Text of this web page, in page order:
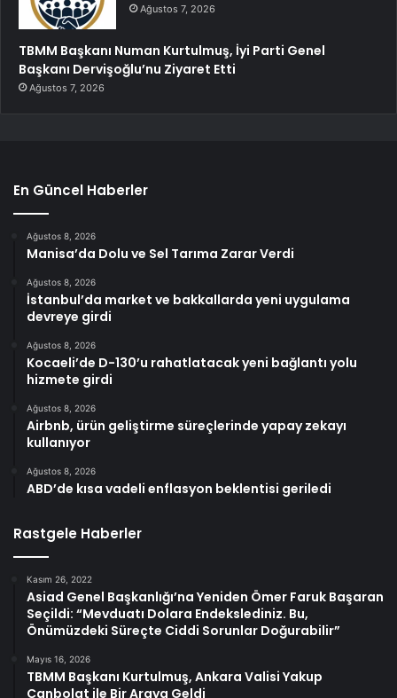
Ağustos 7, 2026
TBMM Başkanı Numan Kurtulmuş, İyi Parti Genel
Başkanı Dervişoğlu’nu Ziyaret Etti
Ağustos 7, 2026
En Güncel Haberler
Ağustos 8, 2026
Manisa’da Dolu ve Sel Tarıma Zarar Verdi
Ağustos 8, 2026
İstanbul’da market ve bakkallarda yeni uygulama
devreye girdi
Ağustos 8, 2026
Kocaeli’de D-130’u rahatlatacak yeni bağlantı yolu
hizmete girdi
Ağustos 8, 2026
Airbnb, ürün geliştirme süreçlerinde yapay zekayı
kullanıyor
Ağustos 8, 2026
ABD’de kısa vadeli enflasyon beklentisi geriledi
Rastgele Haberler
Kasım 26, 2022
Asiad Genel Başkanlığı’na Yeniden Ömer Faruk Başaran
Seçildi: “Mevduatı Dolara Endekslediniz. Bu,
Önümüzdeki Süreçte Ciddi Sorunlar Doğurabilir”
Mayıs 16, 2026
TBMM Başkanı Kurtulmuş, Ankara Valisi Yakup
Canbolat ile Bir Araya Geldi